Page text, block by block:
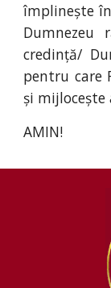
împlinește
Dumnezeu
credință/
pentru care
și mijlocește
AMIN!